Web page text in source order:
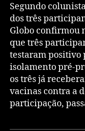
Segundo
dos três
Globo confirmou
que três
testaram positivo
isolamento pré-
os três já
vacinas contra a
participação,